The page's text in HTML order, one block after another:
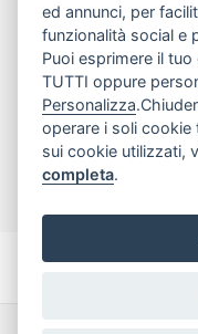
Assistenza Clienti
Chi siamo
My Account
ed annunci, per
funzionalità social e
Puoi esprimere il
TUTTI oppure
Personalizza
operare i soli cookie
sui cookie utilizzati,
completa.